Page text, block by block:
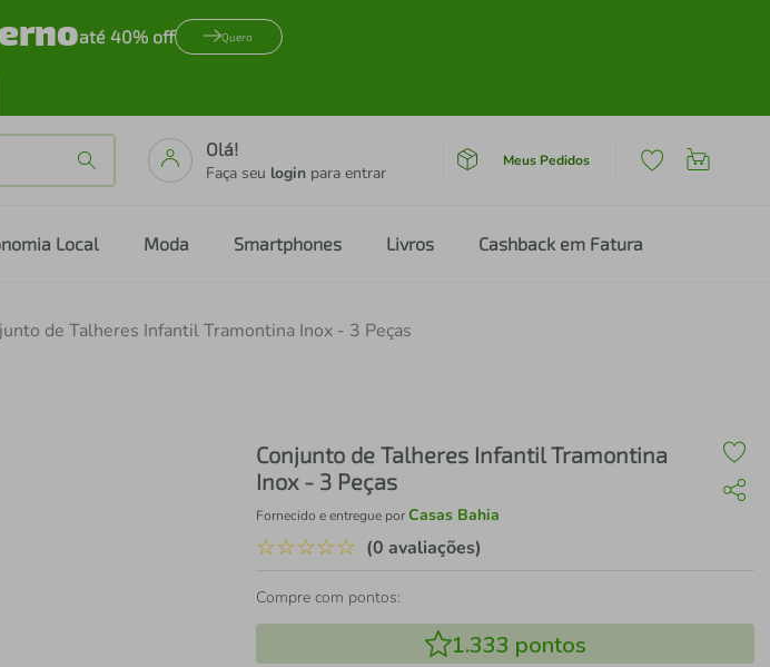
até 40% off Quero
Olá!
Faça seu login para entrar
Meus Pedidos
Local Moda Smartphones Livros Cashback em Fatura
de Talheres Infantil Tramontina Inox - 3 Peças
Conjunto de Talheres Infantil Tramontina
Inox - 3 Peças
Fornecido e entregue porCasas Bahia
☆☆☆☆☆ (0 avaliações)
Compre com pontos:
1.333 pontos